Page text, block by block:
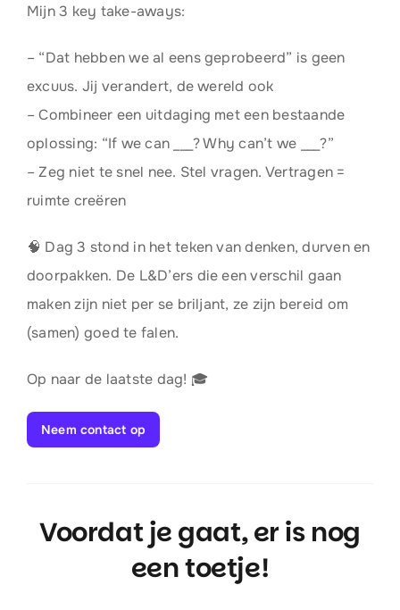
Mijn 3 key take-aways:
– “Dat hebben we al eens geprobeerd” is geen
excuus. Jij verandert, de wereld ook
– Combineer een uitdaging met een bestaande
oplossing: “If we can ___? Why can’t we ___?”
– Zeg niet te snel nee. Stel vragen. Vertragen =
ruimte creëren
🧠 Dag 3 stond in het teken van denken, durven en
doorpakken. De L&D’ers die een verschil gaan
maken zijn niet per se briljant, ze zijn bereid om
(samen) goed te falen.
Op naar de laatste dag! 🎓
Neem contact op
Voordat je gaat, er is nog
een toetje!